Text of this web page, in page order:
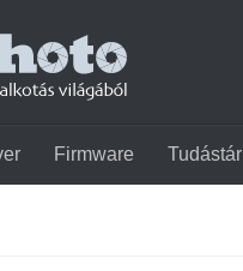
Firmware Tudástár